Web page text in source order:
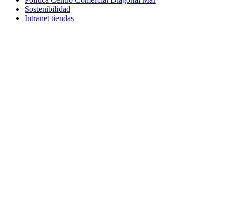
Sostenibilidad
Intranet tiendas